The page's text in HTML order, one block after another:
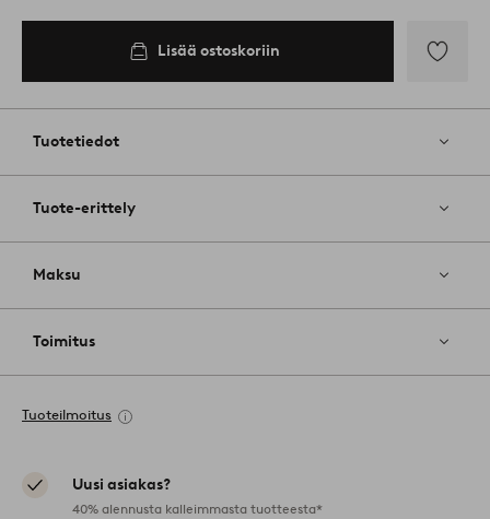
Lisää ostoskoriin
Tuotetiedot
Tuote-erittely
Maksu
Toimitus
Tuoteilmoitus
Uusi asiakas?
40% alennusta kalleimmasta tuotteesta*